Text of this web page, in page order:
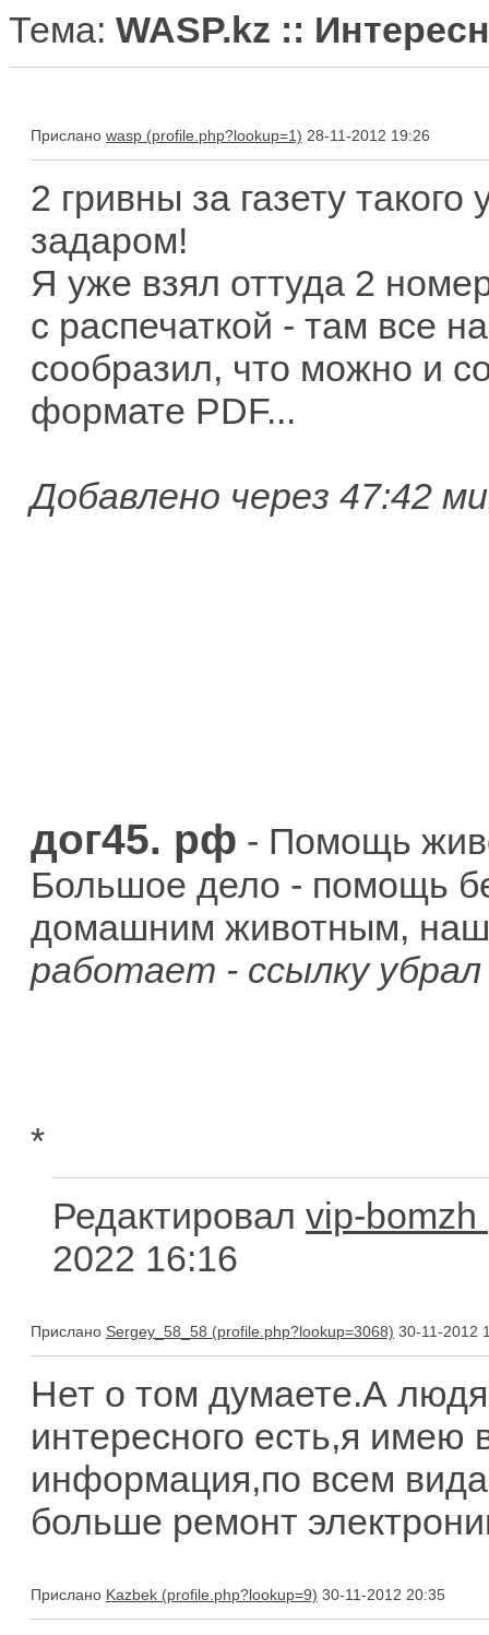
Тема: WASP.kz ::
Прислано wasp 28-11-2012 19:26
2 гривны за газету такого
задаром!
Я уже взял оттуда 2
с распечаткой - там все
сообразил, что можно и
формате PDF...
Добавлено через 47:42
дог45. рф - Помощь
Большое дело - помощь
домашним животным,
работает - ссылку убрал
*
Редактировал vip-bomzh
2022 16:16
Прислано Sergey_58_58 30-11-2012
Нет о том думаете.А
интересного есть,я имею
информация,по всем
больше ремонт
Прислано Kazbek 30-11-2012 20:35